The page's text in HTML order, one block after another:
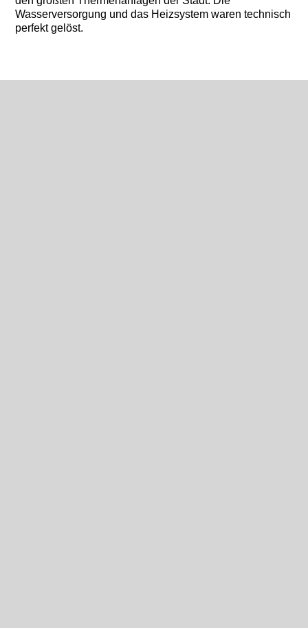
Wasserversorgung und das Heizsystem waren technisch
perfekt gelöst.